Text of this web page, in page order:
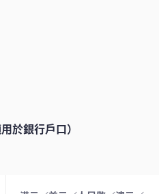
於銀行戶口）